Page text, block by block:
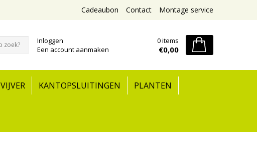
Montage service
Contact
Cadeaubon
Inloggen
Een account aanmaken
0 items
€0,00
VIJVER KANTOPSLUITINGEN PLANTEN